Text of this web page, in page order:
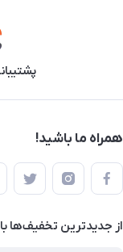
پشتیبانی ۲۴
همراه ما باشید!
از جدید‌ترین تخفیف‌ها